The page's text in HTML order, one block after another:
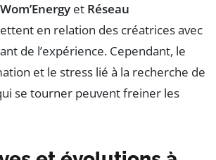
Wom’Energy et Réseau
en relation des créatrices avec
de l’expérience. Cependant, le
et le stress lié à la recherche de
se tourner peuvent freiner les